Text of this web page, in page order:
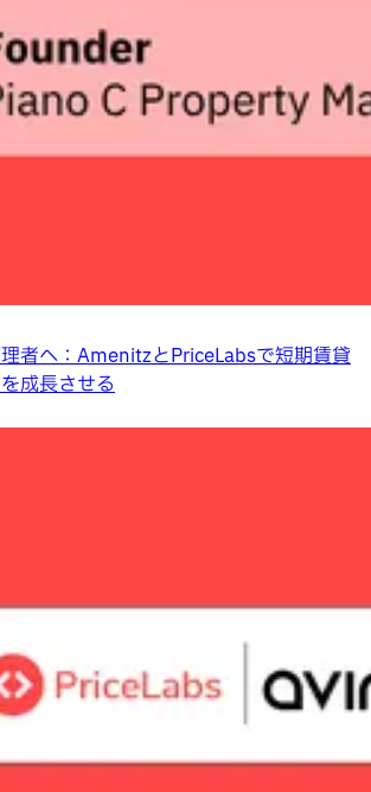
者へ：AmenitzとPriceLabsで短期賃貸
成長させる